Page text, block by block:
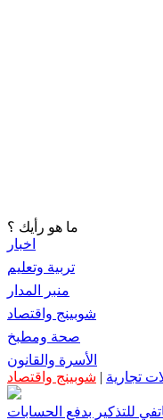
ما هو رأيك ؟
اخبار
تربية وتعليم
منبر المدار
شوبينج واقتصاد
صحة ومطبخ
الأسرة والقانون
تجارية | شوبينج واقتصاد
للتذكير بدفع الحسابات